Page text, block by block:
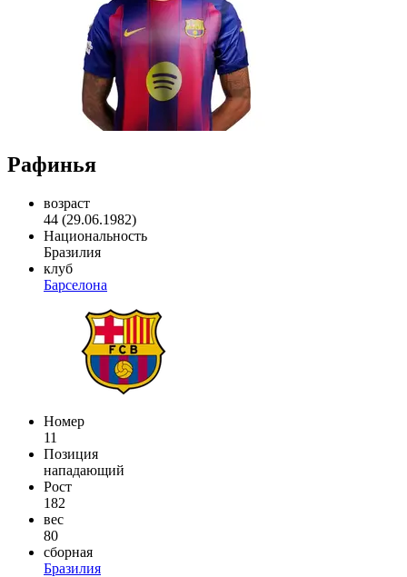
Рафинья
возраст
44 (29.06.1982)
Национальность
Бразилия
клуб
Барселона
Номер
11
Позиция
нападающий
Рост
182
вес
80
сборная
Бразилия